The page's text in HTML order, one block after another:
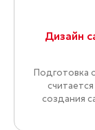
Дизайн
Подготовка
создания